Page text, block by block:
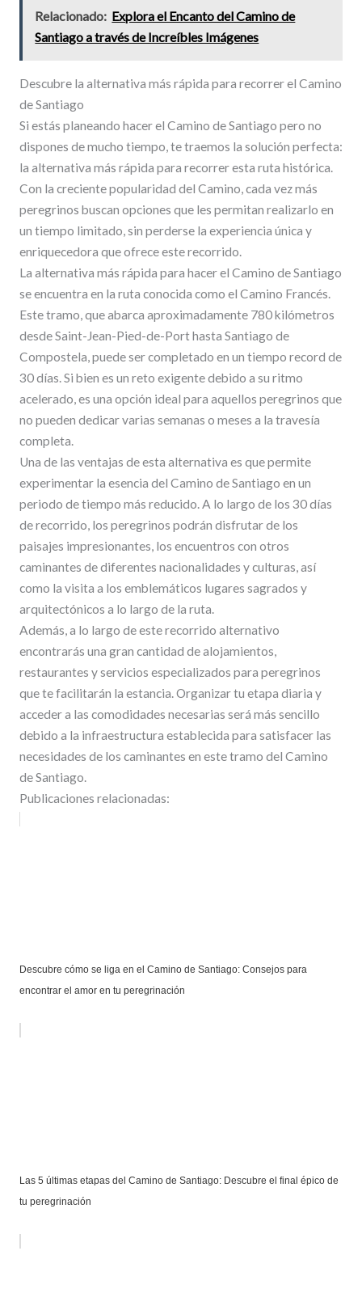
Relacionado: Explora el Encanto del Camino de
Santiago a través de Increíbles Imágenes
Descubre la alternativa más rápida para recorrer el Camino
de Santiago
Si estás planeando hacer el Camino de Santiago pero no
dispones de mucho tiempo, te traemos la solución perfecta:
la alternativa más rápida para recorrer esta ruta histórica.
Con la creciente popularidad del Camino, cada vez más
peregrinos buscan opciones que les permitan realizarlo en
un tiempo limitado, sin perderse la experiencia única y
enriquecedora que ofrece este recorrido.
La alternativa más rápida para hacer el Camino de Santiago
se encuentra en la ruta conocida como el Camino Francés.
Este tramo, que abarca aproximadamente 780 kilómetros
desde Saint-Jean-Pied-de-Port hasta Santiago de
Compostela, puede ser completado en un tiempo record de
30 días. Si bien es un reto exigente debido a su ritmo
acelerado, es una opción ideal para aquellos peregrinos que
no pueden dedicar varias semanas o meses a la travesía
completa.
Una de las ventajas de esta alternativa es que permite
experimentar la esencia del Camino de Santiago en un
periodo de tiempo más reducido. A lo largo de los 30 días
de recorrido, los peregrinos podrán disfrutar de los
paisajes impresionantes, los encuentros con otros
caminantes de diferentes nacionalidades y culturas, así
como la visita a los emblemáticos lugares sagrados y
arquitectónicos a lo largo de la ruta.
Además, a lo largo de este recorrido alternativo
encontrarás una gran cantidad de alojamientos,
restaurantes y servicios especializados para peregrinos
que te facilitarán la estancia. Organizar tu etapa diaria y
acceder a las comodidades necesarias será más sencillo
debido a la infraestructura establecida para satisfacer las
necesidades de los caminantes en este tramo del Camino
de Santiago.
Publicaciones relacionadas:
Descubre cómo se liga en el Camino de Santiago: Consejos para
encontrar el amor en tu peregrinación
Las 5 últimas etapas del Camino de Santiago: Descubre el final épico de
tu peregrinación